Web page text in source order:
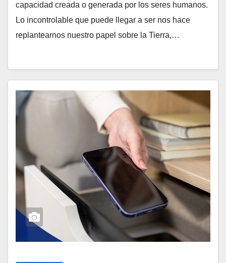
capacidad creada o generada por los seres humanos.
Lo incontrolable que puede llegar a ser nos hace
replantearnos nuestro papel sobre la Tierra,…